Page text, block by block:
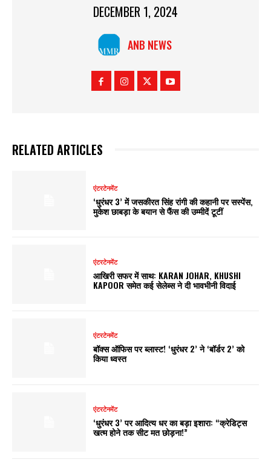
DECEMBER 1, 2024
ANB NEWS
RELATED ARTICLES
एंटरटेनमेंट
‘धुरंधर 3’ में जसकीरत सिंह रांगी की कहानी पर सस्पेंस,
मुकेश छाबड़ा के बयान से फैंस की उम्मीदें टूटीं
एंटरटेनमेंट
आखिरी सफर में साथ: KARAN JOHAR, KHUSHI
KAPOOR समेत कई सेलेब्स ने दी भावभीनी विदाई
एंटरटेनमेंट
बॉक्स ऑफिस पर ब्लास्ट! ‘धुरंधर 2’ ने ‘बॉर्डर 2’ को
किया ध्वस्त
एंटरटेनमेंट
‘धुरंधर 3’ पर आदित्य धर का बड़ा इशारा: “क्रेडिट्स
खत्म होने तक सीट मत छोड़ना!”